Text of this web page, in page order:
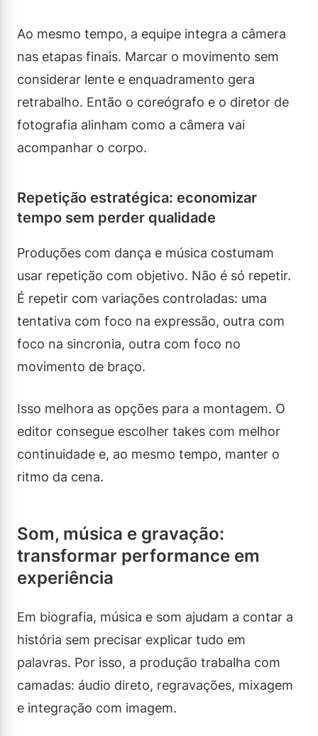
Ao mesmo tempo, a equipe integra a câmera
nas etapas finais. Marcar o movimento sem
considerar lente e enquadramento gera
retrabalho. Então o coreógrafo e o diretor de
fotografia alinham como a câmera vai
acompanhar o corpo.
Repetição estratégica: economizar
tempo sem perder qualidade
Produções com dança e música costumam
usar repetição com objetivo. Não é só repetir.
É repetir com variações controladas: uma
tentativa com foco na expressão, outra com
foco na sincronia, outra com foco no
movimento de braço.
Isso melhora as opções para a montagem. O
editor consegue escolher takes com melhor
continuidade e, ao mesmo tempo, manter o
ritmo da cena.
Som, música e gravação:
transformar performance em
experiência
Em biografia, música e som ajudam a contar a
história sem precisar explicar tudo em
palavras. Por isso, a produção trabalha com
camadas: áudio direto, regravações, mixagem
e integração com imagem.